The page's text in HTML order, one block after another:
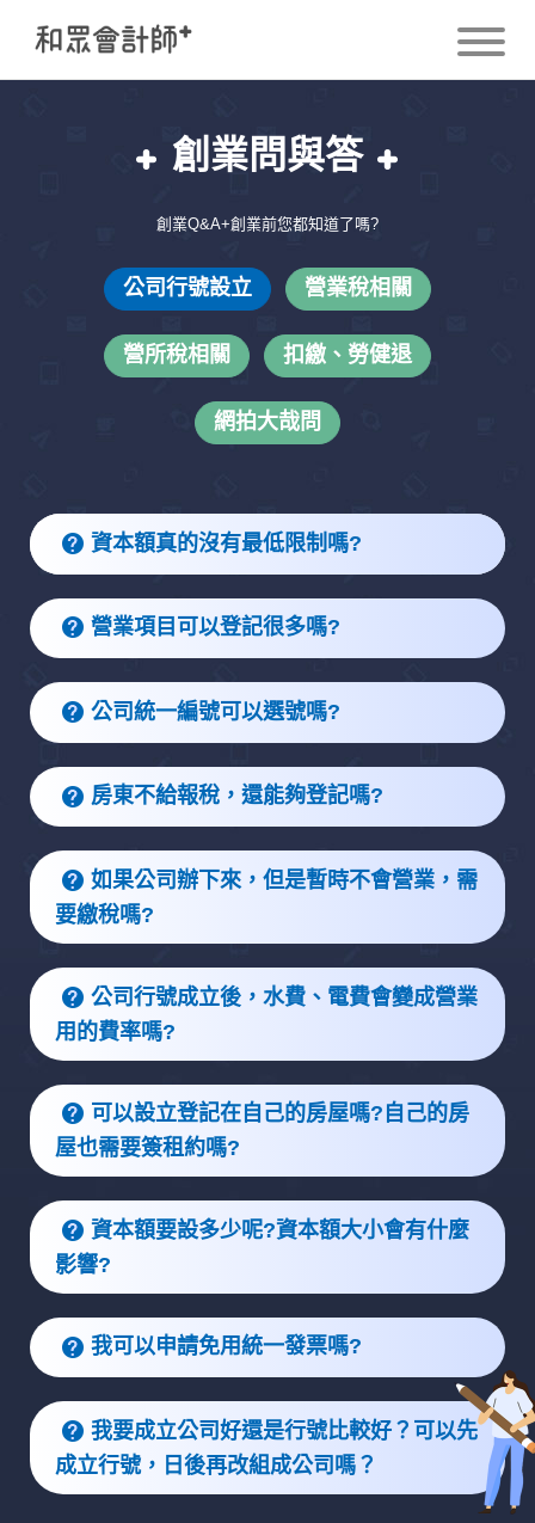
創業問與答
創業Q&A+創業前您都知道了嗎?
公司行號設立 營業稅相關
營所稅相關 扣繳、勞健退
網拍大哉問
資本額真的沒有最低限制嗎?
營業項目可以登記很多嗎?
公司統一編號可以選號嗎?
房東不給報稅，還能夠登記嗎?
如果公司辦下來，但是暫時不會營業，需
要繳稅嗎?
公司行號成立後，水費、電費會變成營業
用的費率嗎?
可以設立登記在自己的房屋嗎?自己的房
屋也需要簽租約嗎?
資本額要設多少呢?資本額大小會有什麼
影響?
我可以申請免用統一發票嗎?
我要成立公司好還是行號比較好？可以先
成立行號，日後再改組成公司嗎？